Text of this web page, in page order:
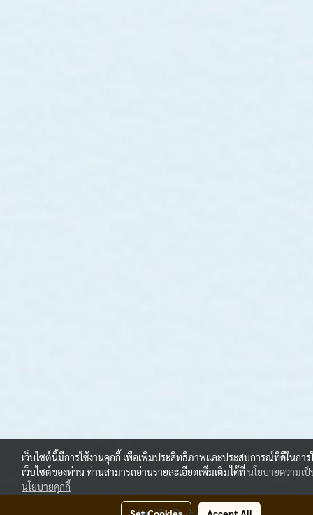
เว็บไซต์นี้มีการใช้งานคุกกี้ เพื่อเพิ่มประสิทธิภาพและประสบการณ์ที่ดีในการ
เว็บไซต์ของท่าน ท่านสามารถอ่านรายละเอียดเพิ่มเติมได้ที่นโยบายความเ
นโยบายคุกกี้